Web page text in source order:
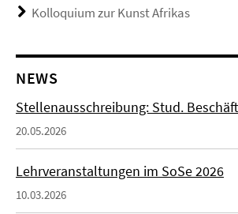
Kolloquium zur Kunst Afrikas
NEWS
Stellenausschreibung: Stud.
20.05.2026
Lehrveranstaltungen im SoSe 2026
10.03.2026